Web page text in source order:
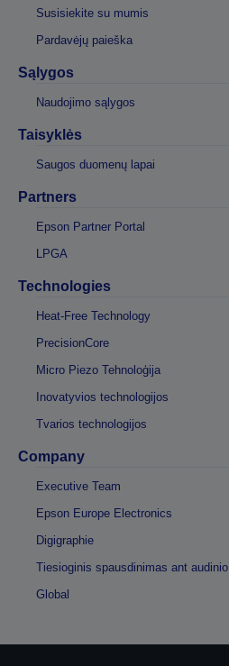
Susisiekite su mumis
Pardavėjų paieška
Sąlygos
Naudojimo sąlygos
Taisyklės
Saugos duomenų lapai
Partners
Epson Partner Portal
LPGA
Technologies
Heat-Free Technology
PrecisionCore
Micro Piezo Tehnoloģija
Inovatyvios technologijos
Tvarios technologijos
Company
Executive Team
Epson Europe Electronics
Digigraphie
Tiesioginis spausdinimas ant audinio
Global